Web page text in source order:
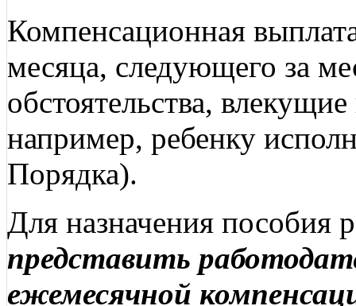
Компенсационная
месяца, следующего за
обстоятельства,
например, ребенку
Порядка).
Для назначения пособия
представить
ежемесячной